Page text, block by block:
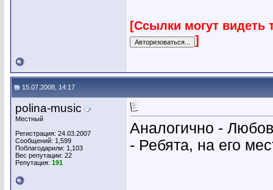
[Ссылки могут видеть
]
15.07.2008, 14:17
polina-music
Местный
Регистрация: 24.03.2007
Сообщений: 1,599
Поблагодарили: 1,103
Вес репутации: 22
Репутация: 191
Аналогично -
- Ребята, на его